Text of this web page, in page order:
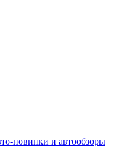
новинки и автообзоры